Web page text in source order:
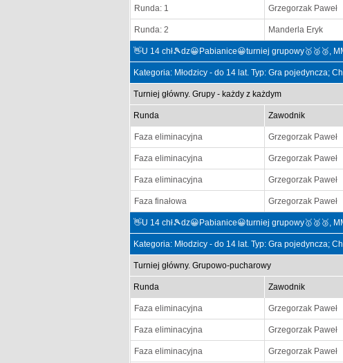
Runda: 1 Grzegorzak Paweł
Runda: 2 Manderla Eryk
👋U 14 chł🎾dz😀Pabianice😀turniej grupowy🥇🥈🥉,
Kategoria: Młodzicy - do 14 lat. Typ: Gra pojedyncza;
Turniej główny. Grupy - każdy z każdym
Runda Zawodnik
Faza eliminacyjna Grzegorzak Paweł
Faza eliminacyjna Grzegorzak Paweł
Faza eliminacyjna Grzegorzak Paweł
Faza finałowa Grzegorzak Paweł
👋U 14 chł🎾dz😀Pabianice😀turniej grupowy🥇🥈🥉,
Kategoria: Młodzicy - do 14 lat. Typ: Gra pojedyncza;
Turniej główny. Grupowo-pucharowy
Runda Zawodnik
Faza eliminacyjna Grzegorzak Paweł
Faza eliminacyjna Grzegorzak Paweł
Faza eliminacyjna Grzegorzak Paweł